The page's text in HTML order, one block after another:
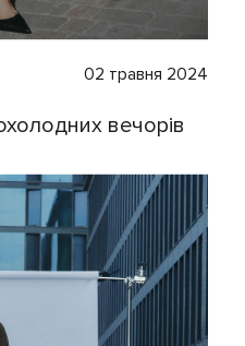
02 травня 2024
вечорів